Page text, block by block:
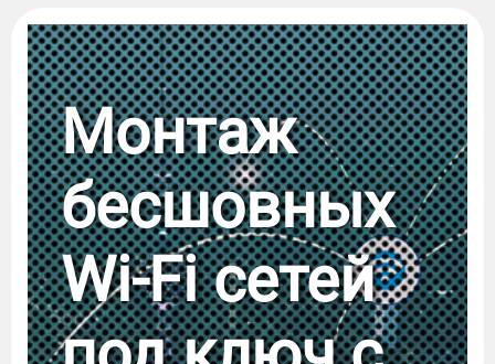
Монтаж
бесшовных
Wi-Fi сетей